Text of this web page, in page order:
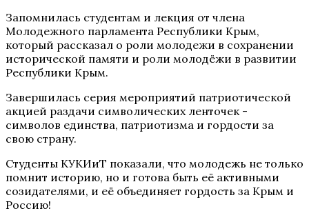
Запомнилась студентам и лекция от члена
Молодежного парламента Республики Крым,
который рассказал о роли молодежи в сохранении
исторической памяти и роли молодёжи в развитии
Республики Крым.
Завершилась серия мероприятий патриотической
акцией раздачи символических ленточек -
символов единства, патриотизма и гордости за
свою страну.
Студенты КУКИиТ показали, что молодежь не только
помнит историю, но и готова быть её активными
созидателями, и её объединяет гордость за Крым и
Россию!